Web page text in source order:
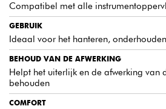
Compatibel met alle
GEBRUIK
Ideaal voor het hanteren,
BEHOUD VAN DE AFWERKING
Helpt het uiterlijk en de afwerking van
behouden
COMFORT